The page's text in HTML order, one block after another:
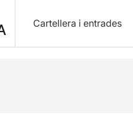
Cartellera i entrades